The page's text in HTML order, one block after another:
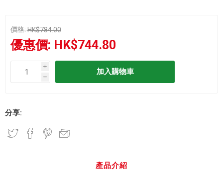
價格:HK$784.00
優惠價: HK$744.80
i
h
分享:
產品介紹